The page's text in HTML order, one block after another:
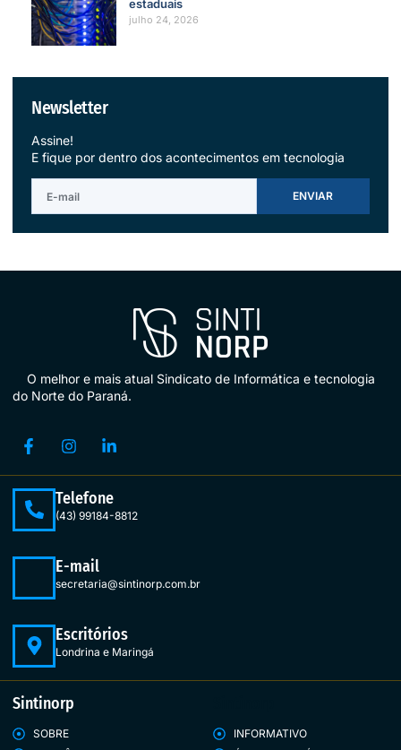
estaduais
julho 24, 2026
Newsletter
Assine!
E fique por dentro dos acontecimentos em tecnologia
ENVIAR
O melhor e mais atual Sindicato de Informática e tecnologia
do Norte do Paraná.
Telefone
(43) 99184-8812
E-mail
secretaria@sintinorp.com.br
Escritórios
Londrina e Maringá
Sintinorp
SOBRE
INFORMATIVO